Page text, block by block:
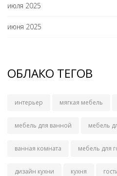
июля 2025
июня 2025
ОБЛАКО ТЕГОВ
интерьер мягкая мебель
мебель для ванной мебель
ванная комната мебель для
дизайн кухни кухня